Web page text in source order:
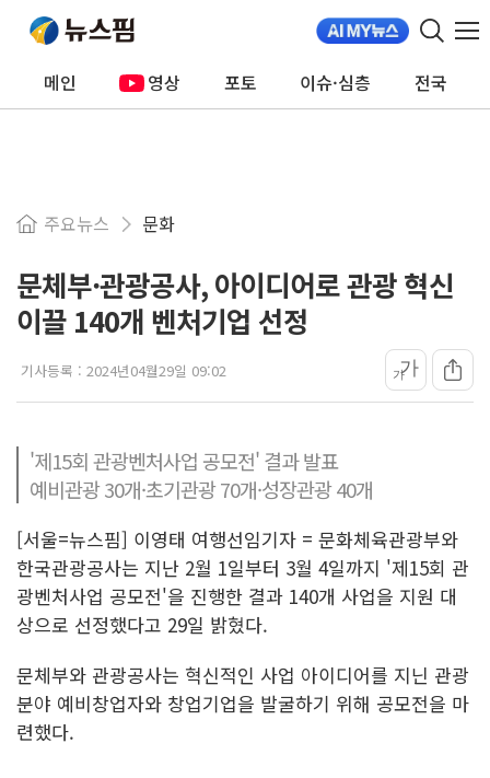
메인 영상 포토 이슈·심층 전국
주요뉴스 문화
문체부·관광공사, 아이디어로 관광 혁신
이끌 140개 벤처기업 선정
기사등록 : 2024년04월29일 09:02 가가
'제15회 관광벤처사업 공모전' 결과 발표
예비관광 30개·초기관광 70개·성장관광 40개
[서울=뉴스핌] 이영태 여행선임기자 = 문화체육관광부와
한국관광공사는 지난 2월 1일부터 3월 4일까지 '제15회 관
광벤처사업 공모전'을 진행한 결과 140개 사업을 지원 대
상으로 선정했다고 29일 밝혔다.
문체부와 관광공사는 혁신적인 사업 아이디어를 지닌 관광
분야 예비창업자와 창업기업을 발굴하기 위해 공모전을 마
련했다.